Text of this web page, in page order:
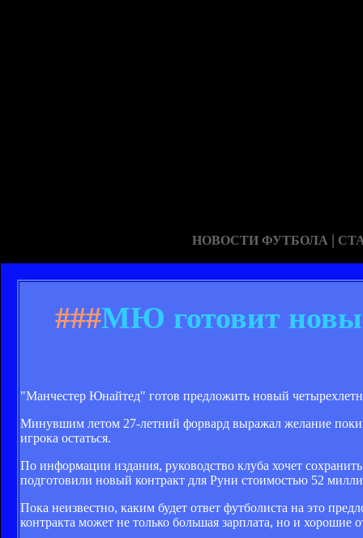
НОВОСТИ ФУТБОЛА |
###МЮ готовит
"Манчестер Юнайтед" готов предложить новый
Минувшим летом 27-летний форвард выражал желание
игрока остаться.
По информации издания, руководство клуба хочет
подготовили новый контракт для Руни стоимостью 52
Пока неизвестно, каким будет ответ футболиста на это
контракта может не только большая зарплата, но и